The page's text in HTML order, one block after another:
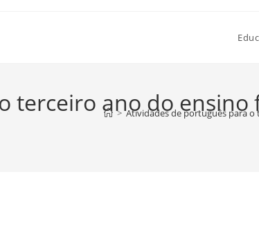
terceiro ano do
> Atividades de português para o